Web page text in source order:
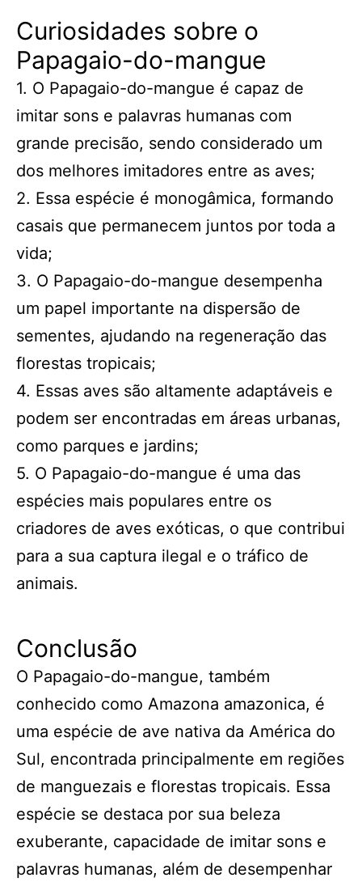
Curiosidades sobre o
Papagaio-do-mangue
1. O Papagaio-do-mangue é capaz de
imitar sons e palavras humanas com
grande precisão, sendo considerado um
dos melhores imitadores entre as aves;
2. Essa espécie é monogâmica, formando
casais que permanecem juntos por toda a
vida;
3. O Papagaio-do-mangue desempenha
um papel importante na dispersão de
sementes, ajudando na regeneração das
florestas tropicais;
4. Essas aves são altamente adaptáveis e
podem ser encontradas em áreas urbanas,
como parques e jardins;
5. O Papagaio-do-mangue é uma das
espécies mais populares entre os
criadores de aves exóticas, o que contribui
para a sua captura ilegal e o tráfico de
animais.
Conclusão
O Papagaio-do-mangue, também
conhecido como Amazona amazonica, é
uma espécie de ave nativa da América do
Sul, encontrada principalmente em regiões
de manguezais e florestas tropicais. Essa
espécie se destaca por sua beleza
exuberante, capacidade de imitar sons e
palavras humanas, além de desempenhar